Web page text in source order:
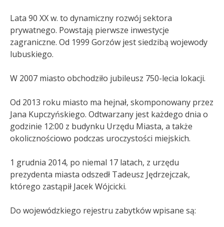
Lata 90 XX w. to dynamiczny rozwój sektora
prywatnego. Powstają pierwsze inwestycje
zagraniczne. Od 1999 Gorzów jest siedzibą wojewody
lubuskiego.
W 2007 miasto obchodziło jubileusz 750-lecia lokacji.
Od 2013 roku miasto ma hejnał, skomponowany przez
Jana Kupczyńskiego. Odtwarzany jest każdego dnia o
godzinie 12:00 z budynku Urzędu Miasta, a także
okolicznościowo podczas uroczystości miejskich.
1 grudnia 2014, po niemal 17 latach, z urzędu
prezydenta miasta odszedł Tadeusz Jędrzejczak,
którego zastąpił Jacek Wójcicki.
Do wojewódzkiego rejestru zabytków wpisane są: